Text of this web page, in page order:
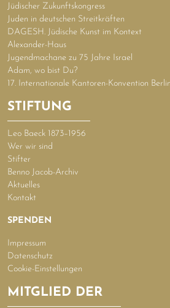
Jüdischer Zukunftskongress
Juden in deutschen Streitkräften
DAGESH. Jüdische Kunst im Kontext
Alexander-Haus
Jugendmachane zu 75 Jahre Israel
Adam, wo bist Du?
17. Internationale Kantoren-Konvention Berlin
STIFTUNG
Leo Baeck 1873–1956
Wer wir sind
Stifter
Benno Jacob-Archiv
Aktuelles
Kontakt
SPENDEN
Impressum
Datenschutz
Cookie-Einstellungen
MITGLIED DER